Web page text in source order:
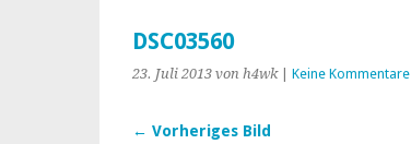
DSC03560
23. Juli 2013 von h4wk| Keine Kommentare
← Vorheriges Bild